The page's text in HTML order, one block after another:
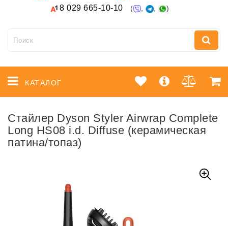
8 029 665-10-10 ( , , )
КАТАЛОГ
Cтайлер Dyson Styler Airwrap Complete
Long HS08 i.d. Diffuse (керамическая
патина/топаз)